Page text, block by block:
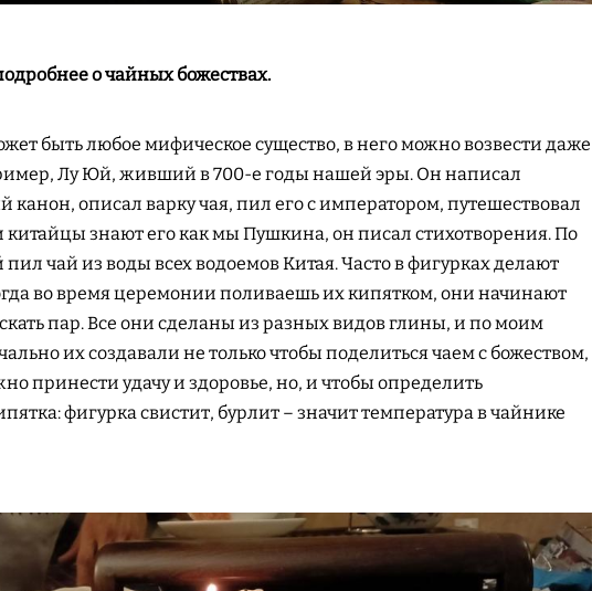
о чайных божествах.
быть любое мифическое существо, в него можно возвести даже
Лу Юй, живший в 700-е годы нашей эры. Он написал
описал варку чая, пил его с императором, путешествовал
знают его как мы Пушкина, он писал стихотворения. По
чай из воды всех водоемов Китая. Часто в фигурках делают
во время церемонии поливаешь их кипятком, они начинают
пар. Все они сделаны из разных видов глины, и по моим
их создавали не только чтобы поделиться чаем с божеством,
принести удачу и здоровье, но, и чтобы определить
фигурка свистит, бурлит – значит температура в чайнике